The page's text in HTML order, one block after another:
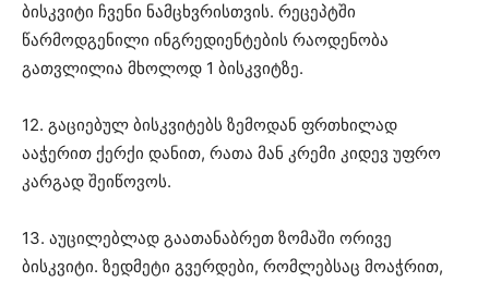
ბისკვიტი ჩვენი ნამცხვრისთვის. რეცეპტში
წარმოდგენილი ინგრედიენტების რაოდენობა
გათვლილია მხოლოდ 1 ბისკვიტზე.
12. გაციებულ ბისკვიტებს ზემოდან ფრთხილად
ააჭერით ქერქი დანით, რათა მან კრემი კიდევ უფრო
კარგად შეიწოვოს.
13. აუცილებლად გაათანაბრეთ ზომაში ორივე
ბისკვიტი. ზედმეტი გვერდები, რომლებსაც მოაჭრით,